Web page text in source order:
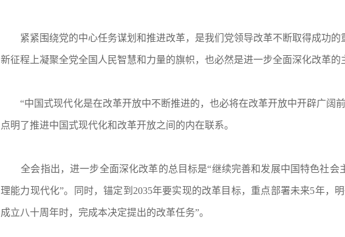
紧紧围绕党的中心任务谋划和推进改革，是我们党领导改革不断取得成功
新征程上凝聚全党全国人民智慧和力量的旗帜，也必然是进一步全面深化改革的
“中国式现代化是在改革开放中不断推进的，也必将在改革开放中开辟广阔
点明了推进中国式现代化和改革开放之间的内在联系。
全会指出，进一步全面深化改革的总目标是“继续完善和发展中国特色社会
理能力现代化”。同时，锚定到2035年要实现的改革目标，重点部署未来5年，
成立八十周年时，完成本决定提出的改革任务”。